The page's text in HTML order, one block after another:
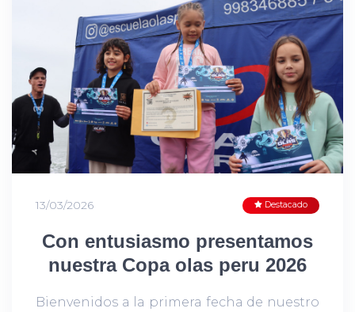
13/03/2026 Destacado
Con entusiasmo presentamos
nuestra Copa olas peru 2026
Bienvenidos a la primera fecha de nuestro